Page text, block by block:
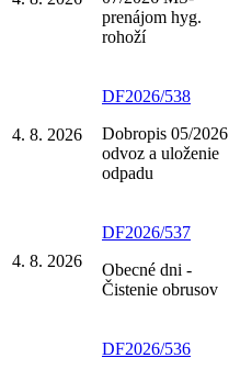
prenájom hyg.
rohoží
4. 8. 2026
DF2026/538
Dobropis 05/2026
odvoz a uloženie
odpadu
4. 8. 2026
DF2026/537
Obecné dni -
Čistenie obrusov
DF2026/536